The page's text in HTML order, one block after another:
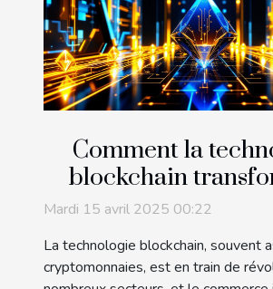
Comment la
blockchain
commerce
Mardi 15 avril 2025 00:22
La technologie blockchain, souvent
cryptomonnaies, est en train de